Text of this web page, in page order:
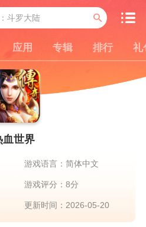
应用 专辑 排行 礼
血世界
游戏语言：简体中文
游戏评分：8分
更新时间：2026-05-20